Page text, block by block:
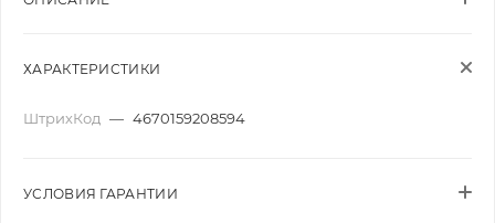
ХАРАКТЕРИСТИКИ
ШтрихКод — 4670159208594
УСЛОВИЯ ГАРАНТИИ